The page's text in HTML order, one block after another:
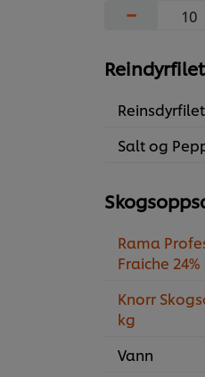
−
Reindyrfilet
Reinsdyrfilet
Salt og
Rama
Fraiche 24%
Knorr
kg
Vann